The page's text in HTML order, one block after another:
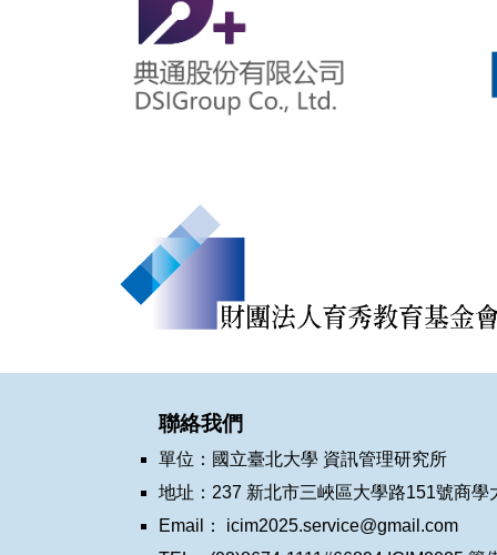
聯絡我們
單位 ：國立臺北大學 資訊管理研究所
地址：237 新北市三峽區大學路151號商學
Email
：
icim2025.service@gmail.com